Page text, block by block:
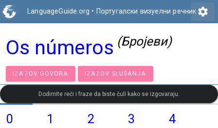
LanguageGuide.org • Португалски визуелни речник settings
Os números (Бројеви)
IZAZOV GOVORA IZAZOV SLUŠANJA
Dodirnite reči i fraze da biste čuli kako se izgovaraju.
0 1 2 3
4